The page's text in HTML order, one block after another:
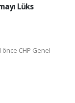
Lüks
önce CHP Genel